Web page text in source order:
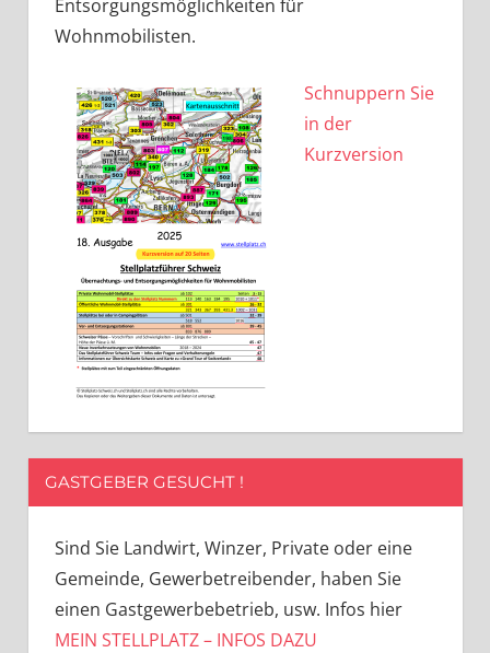
Entsorgungsmöglichkeiten für
Wohnmobilisten.
Schnuppern Sie
in der
Kurzversion
GASTGEBER GESUCHT !
Sind Sie Landwirt, Winzer, Private oder eine
Gemeinde, Gewerbetreibender, haben Sie
einen Gastgewerbebetrieb, usw. Infos hier
MEIN STELLPLATZ – INFOS DAZU